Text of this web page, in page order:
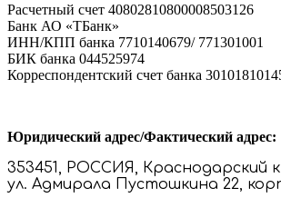
Расчетный счет 40802810800008503126
Банк АО «ТБанк»
ИНН/КПП банка 7710140679/ 771301001
БИК банка 044525974
Корреспондентский счет банка
Юридический адрес/Фактический адрес:
353451, РОССИЯ, Краснодарский
ул. Адмирала Пустошкина 22, корп